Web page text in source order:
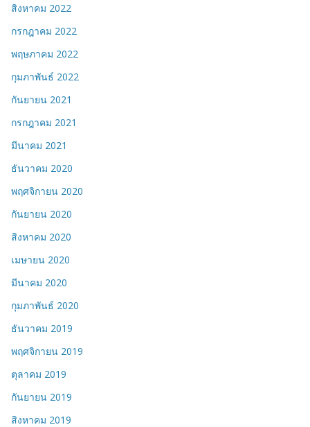
สิงหาคม 2022
กรกฎาคม 2022
พฤษภาคม 2022
กุมภาพันธ์ 2022
กันยายน 2021
กรกฎาคม 2021
มีนาคม 2021
ธันวาคม 2020
พฤศจิกายน 2020
กันยายน 2020
สิงหาคม 2020
เมษายน 2020
มีนาคม 2020
กุมภาพันธ์ 2020
ธันวาคม 2019
พฤศจิกายน 2019
ตุลาคม 2019
กันยายน 2019
สิงหาคม 2019